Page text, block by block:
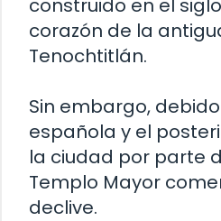
construido en el
corazón de la
Tenochtitlán.
Sin embargo,
española y el
la ciudad por parte
Templo Mayor
declive.